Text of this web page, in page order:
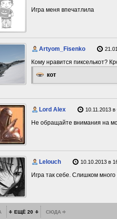
Игра меня впечатлила
Artyom_Fisenko
Кому нравится пикселькот?
кот
Lord Alex 10.11.2013
Не обращайте внимания на
Lelouch 10.10.2013 в
Игра так себе. Слишком много
ЕЩЁ 20 СЮДА